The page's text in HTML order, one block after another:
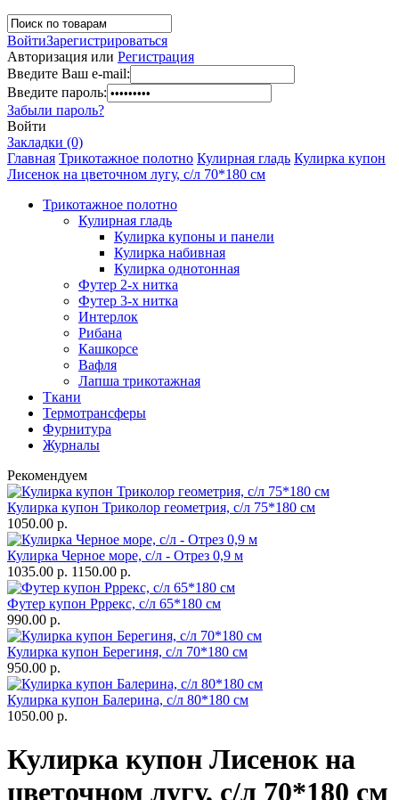
ВойтиЗарегистрироваться
Авторизация или Регистрация
Введите Ваш e-mail:
Введите пароль:
Забыли пароль?
Войти
Закладки (0)
Главная Трикотажное полотно Кулирная гладь Кулирка купон
Лисенок на цветочном лугу, с/л 70*180 см
Трикотажное полотно
Кулирная гладь
Кулирка купоны и панели
Кулирка набивная
Кулирка однотонная
Футер 2-х нитка
Футер 3-х нитка
Интерлок
Рибана
Кашкорсе
Вафля
Лапша трикотажная
Ткани
Термотрансферы
Фурнитура
Журналы
Рекомендуем
Кулирка купон Триколор геометрия, с/л 75*180 см
1050.00 р.
Кулирка Черное море, с/л - Отрез 0,9 м
1035.00 р. 1150.00 р.
Футер купон Рррекс, с/л 65*180 см
990.00 р.
Кулирка купон Берегиня, с/л 70*180 см
950.00 р.
Кулирка купон Балерина, с/л 80*180 см
1050.00 р.
Кулирка купон Лисенок на
цветочном лугу, с/л 70*180 см